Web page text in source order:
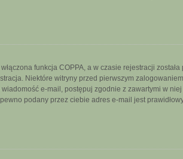
funkcja COPPA, a w czasie rejestracji
Niektóre witryny przed pierwszym
e-mail, postępuj zgodnie z zawartymi w
podany przez ciebie adres e-mail jest